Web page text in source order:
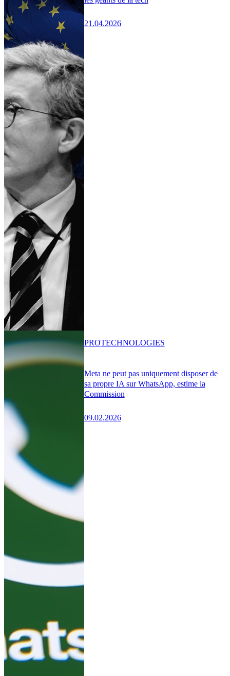
21.04.2026
Meta ne peut pas uniquement disposer de
sa propre IA sur WhatsApp, estime la
Commission
09.02.2026
PROTECHNOLOGIES